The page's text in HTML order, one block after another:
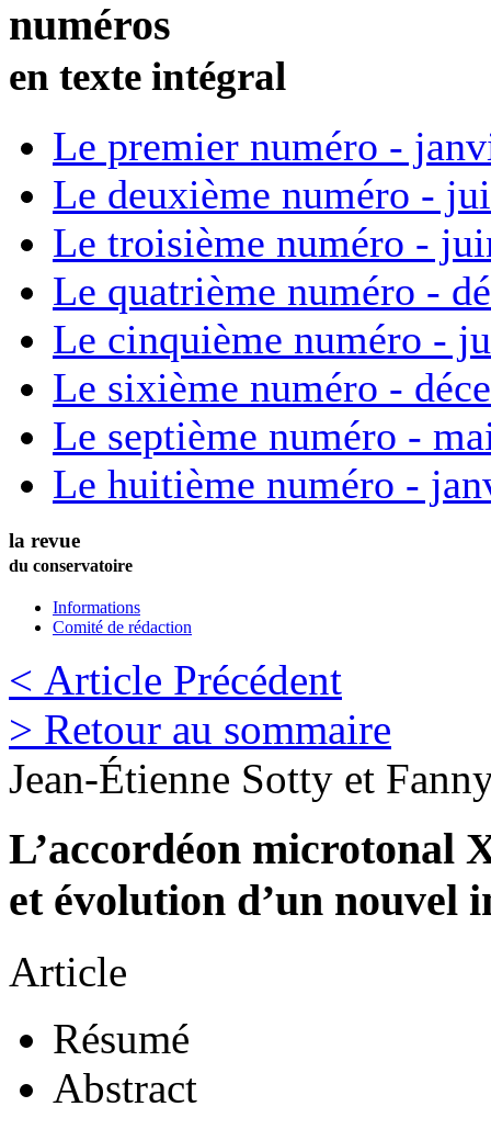
numéros
en texte intégral
Le premier numéro -
Le deuxième numéro -
Le troisième numéro -
Le quatrième numéro -
Le cinquième numéro -
Le sixième numéro -
Le septième numéro -
Le huitième numéro -
la revue
du conservatoire
Informations
Comité de rédaction
< Article Précédent
> Retour au sommaire
Jean-Étienne Sotty et
L’accordéon microtonal
et évolution d’un nouvel
Article
Résumé
Abstract